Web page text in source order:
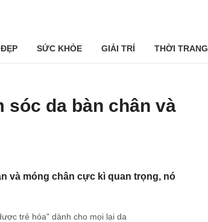
SỨC KHỎE GIẢI TRÍ THỜI TRANG
da bàn chân và
và móng chân cực kì quan trọng, nó
trẻ hóa" dành cho mọi lại da